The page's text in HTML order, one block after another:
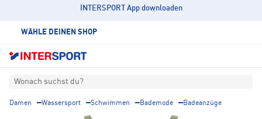
INTERSPORT App downloaden
WÄHLE DEINEN SHOP
Wonach suchst du?
Damen Wassersport Schwimmen Bademode Badeanzüge